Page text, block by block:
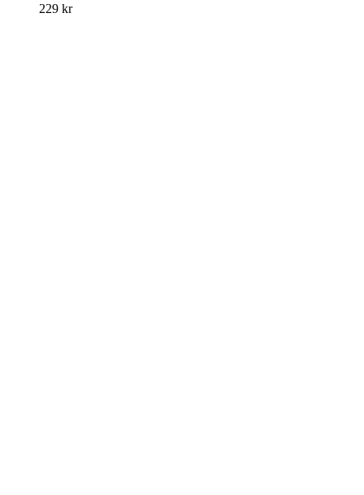
229 kr